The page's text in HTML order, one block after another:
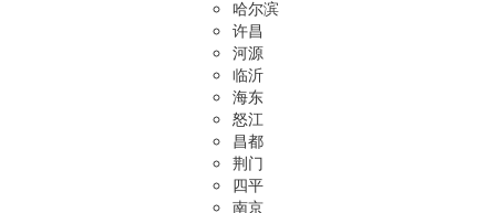
哈尔滨
许昌
河源
临沂
海东
怒江
昌都
荆门
四平
南京